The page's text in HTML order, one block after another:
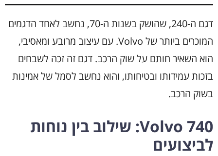
דגם ה-240, שהושק בשנות ה-70, נחשב לאחד הדגמים
המוכרים ביותר של Volvo. עם עיצוב מרובע ומאסיבי,
הוא השאיר חותם על שוק הרכב. דגם זה זכה לשבחים
בזכות עמידותו ובטיחותו, והוא נחשב לסמל של אמינות
בשוק הרכב.
Volvo 740: שילוב בין נוחות
לביצועים